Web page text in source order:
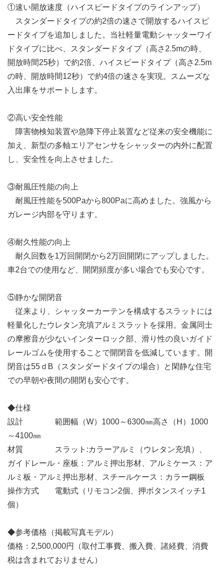
①速い開放速度（ハイスピードタイプのラインアップ）
スタンダードタイプの約2倍の速さで開放するハイスピ
ードタイプを追加しました。当社軽量電動シャッターワイ
ドタイプに比べ、スタンダードタイプ（高さ2.5mの時、
開放時間25秒）で約2倍、ハイスピードタイプ（高さ2.5m
の時、開放時間12秒）で約4倍の速さを実現。スムーズな
入出庫をサポートします。
②高い安全性能
障害物検知装置や急降下停止装置など従来の安全機能に
加え、新型の多軸エリアセンサをシャッターの内外に配置
し、安全性を向上させました。
③耐風圧性能の向上
耐風圧性能を500Paから800Paに高めました。強風から
ガレージ内部を守ります。
④耐久性能の向上
耐久回数を1万回開閉から2万回開閉にアップしました。
車2台での使用など、開閉頻度が多い場合でも安心です。
⑤静かな開閉音
従来より、シャッターカーテンを構成するスラットには
軽量化したウレタン充填アルミスラットを採用。金属同士
の摩擦音が少ないインターロック部、滑り性の良いガイド
レールゴムを使用することで開閉音を低減しています。開
閉音は55ｄB（スタンダードタイプの場合）と閑静な住宅
での早朝や夜間の開閉も安心です。
◆仕様
設計 範囲幅（W）1000～6300㎜高さ（H）1000
～4100㎜
材質 スラット:カラーアルミ（ウレタン充填）、
ガイドレール・座板：アルミ押出形材、アルミケース：ア
ルミ板・アルミ押出形材、スチールケース：カラー鋼板
操作方式 電動式（リモコン2個、押ボタンスイッチ1
個）
◆参考価格（掲載写真モデル）
価格：2,500,000円（取付工事費、搬入費、諸経費、消費
税は含まれておりません）